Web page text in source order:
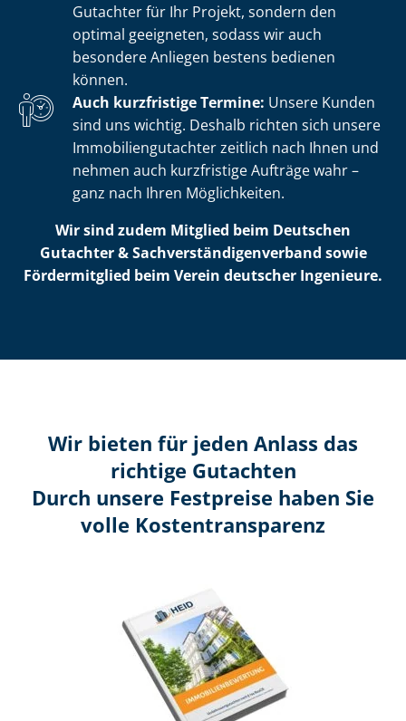
Gutachter für Ihr Projekt, sondern den
optimal geeigneten, sodass wir auch
besondere Anliegen bestens bedienen
können.
Auch kurzfristige Termine: Unsere Kunden
sind uns wichtig. Deshalb richten sich unsere
Im­mo­bi­li­en­gut­ach­ter zeitlich nach Ihnen und
nehmen auch kurzfristige Aufträge wahr –
ganz nach Ihren Möglichkeiten.
Wir sind zudem Mitglied beim Deutschen
Gutachter & Sach­ver­stän­di­gen­ver­band sowie
Fördermitglied beim Verein deutscher Ingenieure.
Wir bieten für jeden Anlass das
richtige Gutachten
Durch unsere Festpreise haben Sie
volle Kosten­transparenz